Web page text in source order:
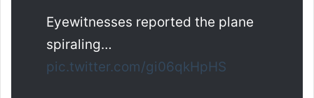
Eyewitnesses reported the plane
spiraling…
pic.twitter.com/gi06qkHpHS